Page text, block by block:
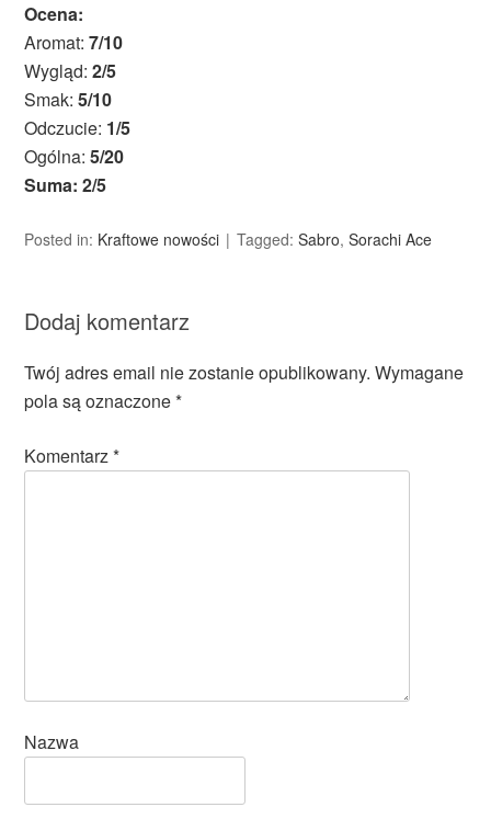
Ocena:
Aromat:7/10
Wygląd:2/5
Smak:5/10
Odczucie: 1/5
Ogólna:5/20
Suma: 2/5
Posted in: Kraftowe nowości Tagged:Sabro,Sorachi Ace
Dodaj komentarz
Twój adres email nie zostanie opublikowany. Wymagane
pola są oznaczone*
Komentarz*
Nazwa